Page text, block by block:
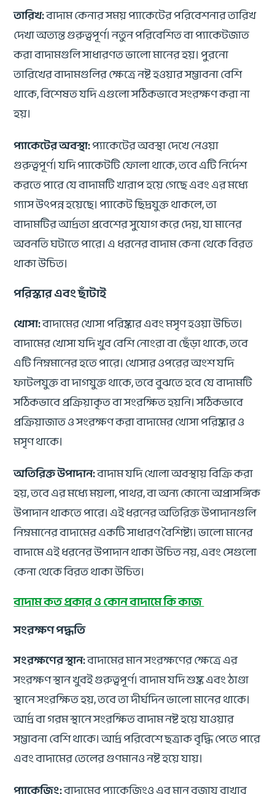
তারিখ:বাদাম কেনার সময় প্যাকেটের পরিবেশনার তারিখ
দেখা অত্যন্ত গুরুত্বপূর্ণ। নতুন পরিবেশিত বা প্যাকেটজাত
করা বাদামগুলি সাধারণত ভালো মানের হয়। পুরনো
তারিখের বাদামগুলির ক্ষেত্রে নষ্ট হওয়ার সম্ভাবনা বেশি
থাকে, বিশেষত যদি এগুলো সঠিকভাবে সংরক্ষণ করা না
হয়।
প্যাকেটের অবস্থা:প্যাকেটের অবস্থা দেখে নেওয়া
গুরুত্বপূর্ণ। যদি প্যাকেটটি ফোলা থাকে, তবে এটি নির্দেশ
করতে পারে যে বাদামটি খারাপ হয়ে গেছে এবং এর মধ্যে
গ্যাস উৎপন্ন হয়েছে। প্যাকেট ছিদ্রযুক্ত থাকলে, তা
বাদামটির আর্দ্রতা প্রবেশের সুযোগ করে দেয়, যা মানের
অবনতি ঘটাতে পারে। এ ধরনের বাদাম কেনা থেকে বিরত
থাকা উচিত।
পরিস্কার এবং ছাঁটাই
খোসা:বাদামের খোসা পরিষ্কার এবং মসৃণ হওয়া উচিত।
বাদামের খোসা যদি খুব বেশি নোংরা বা ছেঁড়া থাকে, তবে
এটি নিম্নমানের হতে পারে। খোসার ওপরের অংশ যদি
ফাটলযুক্ত বা দাগযুক্ত থাকে, তবে বুঝতে হবে যে বাদামটি
সঠিকভাবে প্রক্রিয়াকৃত বা সংরক্ষিত হয়নি। সঠিকভাবে
প্রক্রিয়াজাত ও সংরক্ষণ করা বাদামের খোসা পরিষ্কার ও
মসৃণ থাকে।
অতিরিক্ত উপাদান:বাদাম যদি খোলা অবস্থায় বিক্রি করা
হয়, তবে এর মধ্যে ময়লা, পাথর, বা অন্য কোনো অপ্রাসঙ্গিক
উপাদান থাকতে পারে। এই ধরনের অতিরিক্ত উপাদানগুলি
নিম্নমানের বাদামের একটি সাধারণ বৈশিষ্ট্য। ভালো মানের
বাদামে এই ধরনের উপাদান থাকা উচিত নয়, এবং সেগুলো
কেনা থেকে বিরত থাকা উচিত।
বাদাম কত প্রকার ও কোন বাদামে কি কাজ
সংরক্ষণ পদ্ধতি
সংরক্ষণের স্থান:বাদামের মান সংরক্ষণের ক্ষেত্রে এর
সংরক্ষণ স্থান খুবই গুরুত্বপূর্ণ। বাদাম যদি শুষ্ক এবং ঠাণ্ডা
স্থানে সংরক্ষিত হয়, তবে তা দীর্ঘদিন ভালো মানের থাকে।
আর্দ্র বা গরম স্থানে সংরক্ষিত বাদাম নষ্ট হয়ে যাওয়ার
সম্ভাবনা বেশি থাকে। আর্দ্র পরিবেশে ছত্রাক বৃদ্ধি পেতে পারে
এবং বাদামের তেলের গুণমানও নষ্ট হয়ে যায়।